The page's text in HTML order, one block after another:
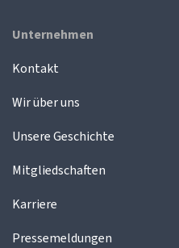
Unternehmen
Kontakt
Wir über uns
Unsere Geschichte
Mitgliedschaften
Karriere
Pressemeldungen